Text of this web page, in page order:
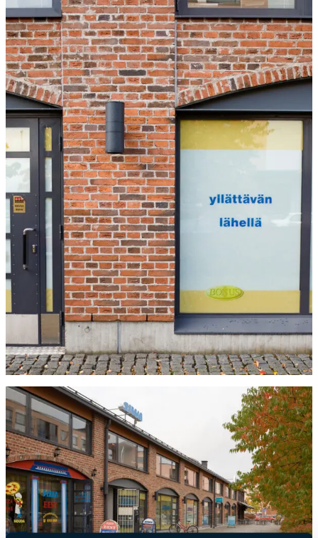
Tiilet
Laastit
Kiukaat ja kiuaskivet
Outlet
Käyttöehdot
Peruuta verkkokauppatilauksesi
Yhteystiedot